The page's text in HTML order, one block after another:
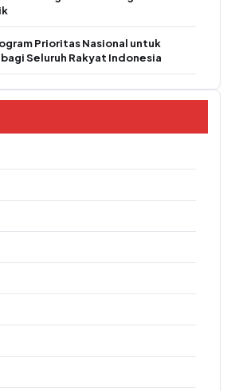
Prioritas Nasional untuk
Seluruh Rakyat Indonesia